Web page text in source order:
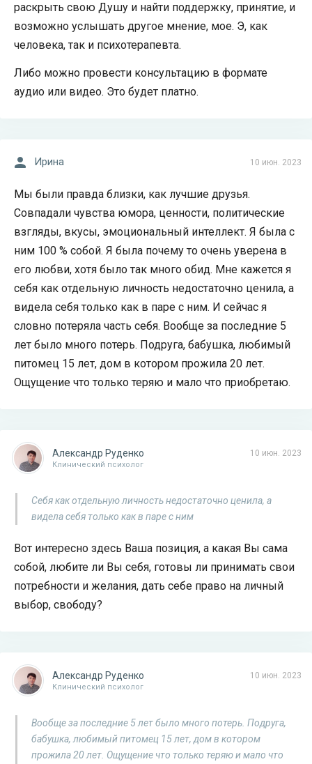
раскрыть свою Душу и найти поддержку, принятие, и
возможно услышать другое мнение, мое. Э, как
человека, так и психотерапевта.
Либо можно провести консультацию в формате
аудио или видео. Это будет платно.
10 июн. 2023
Ирина
Мы были правда близки, как лучшие друзья.
Совпадали чувства юмора, ценности, политические
взгляды, вкусы, эмоциональный интеллект. Я была с
ним 100 % собой. Я была почему то очень уверена в
его любви, хотя было так много обид. Мне кажется я
себя как отдельную личность недостаточно ценила, а
видела себя только как в паре с ним. И сейчас я
словно потеряла часть себя. Вообще за последние 5
лет было много потерь. Подруга, бабушка, любимый
питомец 15 лет, дом в котором прожила 20 лет.
Ощущение что только теряю и мало что приобретаю.
10 июн. 2023
Александр Руденко
Клинический психолог
Себя как отдельную личность недостаточно ценила, а
видела себя только как в паре с ним
Вот интересно здесь Ваша позиция, а какая Вы сама
собой, любите ли Вы себя, готовы ли принимать свои
потребности и желания, дать себе право на личный
выбор, свободу?
10 июн. 2023
Александр Руденко
Клинический психолог
Вообще за последние 5 лет было много потерь. Подруга,
бабушка, любимый питомец 15 лет, дом в котором
прожила 20 лет. Ощущение что только теряю и мало что